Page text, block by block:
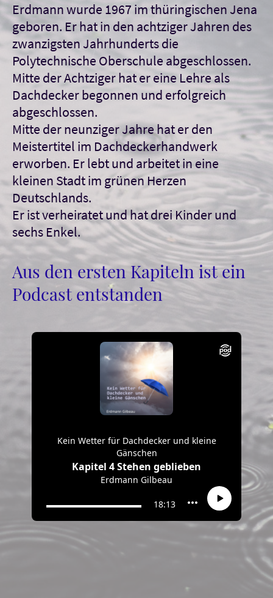
Erdmann wurde 1967 im thüringischen Jena
geboren. Er hat in den achtziger Jahren des
zwanzigsten Jahrhunderts die
Polytechnische Oberschule abgeschlossen.
Mitte der Achtziger hat er eine Lehre als
Dachdecker begonnen und erfolgreich
abgeschlossen.
Mitte der neunziger Jahre hat er den
Meistertitel im Dachdeckerhandwerk
erworben. Er lebt und arbeitet in eine
kleinen Stadt im grünen Herzen
Deutschlands.
Er ist verheiratet und hat drei Kinder und
sechs Enkel.
Aus den ersten Kapiteln ist ein
Podcast entstanden